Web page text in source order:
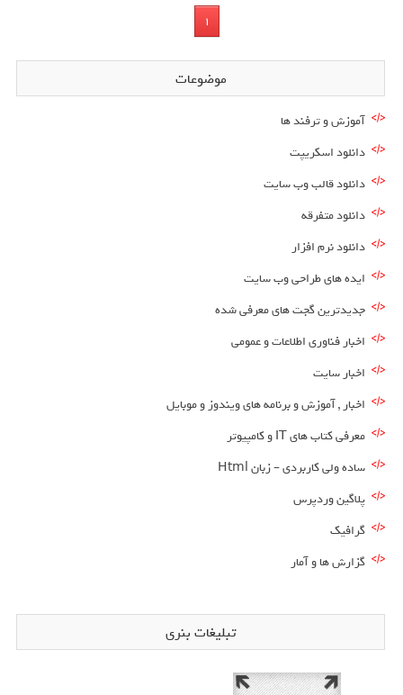
1
موضوعات
آموزش و ترفند ها
دانلود اسکریپت
دانلود قالب وب سایت
دانلود متفرقه
دانلود نرم افزار
ایده های طراحی وب سایت
جدیدترین گجت های معرفی شده
اخبار فناوری اطلاعات و عمومی
اخبار سایت
اخبار , آموزش و برنامه های ویندوز و موبایل
معرفی کتاب های IT و کامپیوتر
ساده ولی کاربردی – زبان Html
پلاگین وردپرس
گرافیک
گزارش ها و آمار
تبلیغات بنری